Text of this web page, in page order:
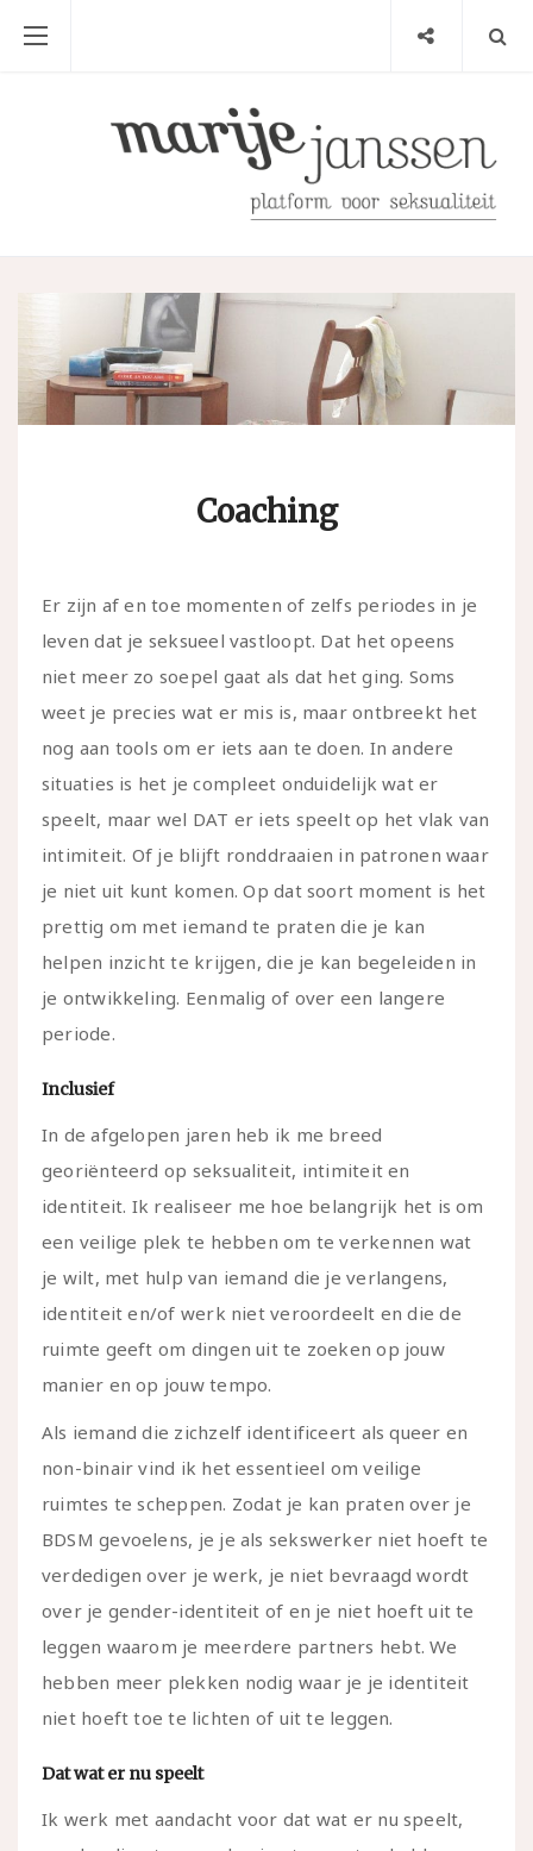
Coaching
Er zijn af en toe momenten of zelfs periodes in je
leven dat je seksueel vastloopt. Dat het opeens
niet meer zo soepel gaat als dat het ging. Soms
weet je precies wat er mis is, maar ontbreekt het
nog aan tools om er iets aan te doen. In andere
situaties is het je compleet onduidelijk wat er
speelt, maar wel DAT er iets speelt op het vlak van
intimiteit. Of je blijft ronddraaien in patronen waar
je niet uit kunt komen. Op dat soort moment is het
prettig om met iemand te praten die je kan
helpen inzicht te krijgen, die je kan begeleiden in
je ontwikkeling. Eenmalig of over een langere
periode.
Inclusief
In de afgelopen jaren heb ik me breed
georiënteerd op seksualiteit, intimiteit en
identiteit. Ik realiseer me hoe belangrijk het is om
een veilige plek te hebben om te verkennen wat
je wilt, met hulp van iemand die je verlangens,
identiteit en/of werk niet veroordeelt en die de
ruimte geeft om dingen uit te zoeken op jouw
manier en op jouw tempo.
Als iemand die zichzelf identificeert als queer en
non-binair vind ik het essentieel om veilige
ruimtes te scheppen. Zodat je kan praten over je
BDSM gevoelens, je je als sekswerker niet hoeft te
verdedigen over je werk, je niet bevraagd wordt
over je gender-identiteit of en je niet hoeft uit te
leggen waarom je meerdere partners hebt. We
hebben meer plekken nodig waar je je identiteit
niet hoeft toe te lichten of uit te leggen.
Dat wat er nu speelt
Ik werk met aandacht voor dat wat er nu speelt,